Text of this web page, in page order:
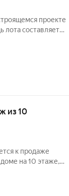
проекте
лота составляет
продаж новой
из 10
к продаже
на 10 этаже,